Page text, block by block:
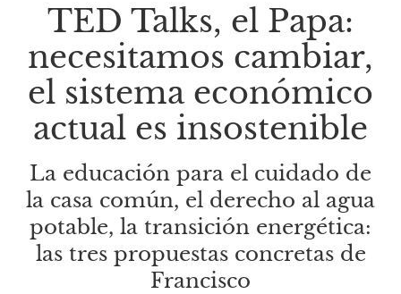
TED Talks, el Papa:
necesitamos cambiar,
el sistema económico
actual es insostenible
La educación para el cuidado de
la casa común, el derecho al agua
potable, la transición energética:
las tres propuestas concretas de
Francisco